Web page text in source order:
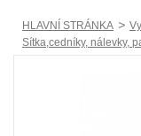
HLAVNÍ STRÁNKA >
Sítka,cedníky, nálevky,